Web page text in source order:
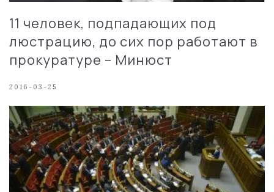
11 человек, подпадающих под
люстрацию, до сих пор работают в
прокуратуре – Минюст
2016-03-25